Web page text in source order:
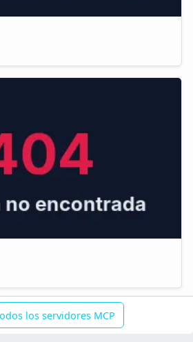
los servidores MCP